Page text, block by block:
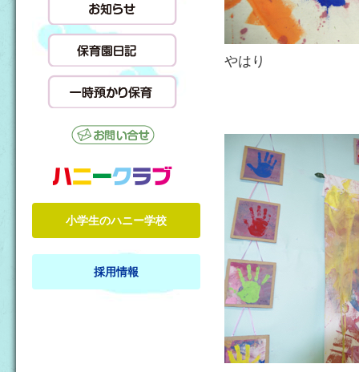
小学生のハニー学校
採用情報
やはり